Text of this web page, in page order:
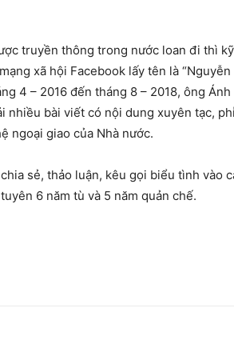
truyền thông trong nước loan đi thì
xã hội Facebook lấy tên là
4 – 2016 đến tháng 8 – 2018, ông
bài viết có nội dung xuyên tạc,
ngoại giao của Nhà nước.
sẻ, thảo luận, kêu gọi biểu tình vào
6 năm tù và 5 năm quản chế.